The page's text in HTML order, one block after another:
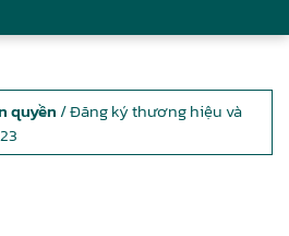
quyền / Đăng ký thương hiệu và